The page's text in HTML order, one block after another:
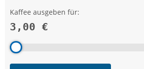
Kaffee ausgeben für:
3,00 €